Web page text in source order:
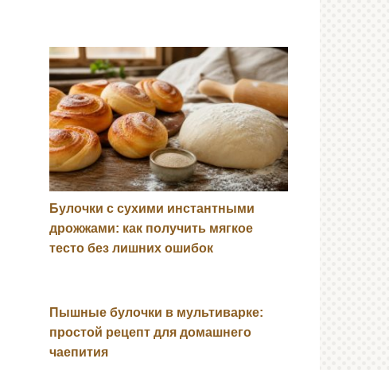
Булочки с сухими инстантными
дрожжами: как получить мягкое
тесто без лишних ошибок
Пышные булочки в мультиварке:
простой рецепт для домашнего
чаепития